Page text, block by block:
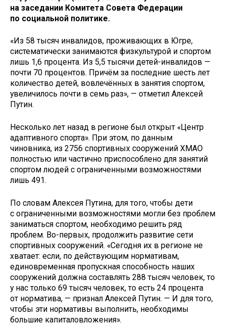
на заседании Комитета Совета Федерации
по социальной политике.
«Из 58 тысяч инвалидов, проживающих в Югре,
систематически занимаются физкультурой и спортом
лишь 1,6 процента. Из 5,5 тысячи детей-инвалидов —
почти 70 процентов. Причём за последние шесть лет
количество детей, вовлечённых в занятия спортом,
увеличилось почти в семь раз», — отметил Алексей
Путин.
Несколько лет назад в регионе был открыт «Центр
адаптивного спорта». При этом, по данным
чиновника, из 2756 спортивных сооружений ХМАО
полностью или частично приспособлено для занятий
спортом людей с ограниченными возможностями
лишь 491.
По словам Алексея Путина, для того, чтобы дети
с ограниченными возможностями могли без проблем
заниматься спортом, необходимо решить ряд
проблем. Во-первых, продолжить развитие сети
спортивных сооружений. «Сегодня их в регионе не
хватает: если, по действующим нормативам,
единовременная пропускная способность наших
сооружений должна составлять 288 тысяч человек, то
у нас только 69 тысяч человек, то есть 24 процента
от норматива, — признал Алексей Путин. — И для того,
чтобы эти нормативы выполнить, необходимы
большие капиталовложения».